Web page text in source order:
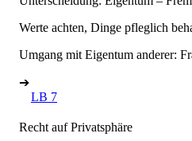
Werte achten, Dinge pfleglich
Umgang mit Eigentum anderer:
➔
LB 7
Recht auf Privatsphäre